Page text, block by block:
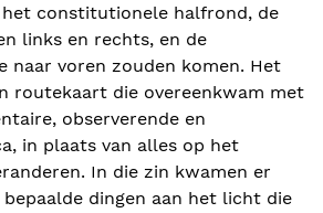
constitutionele halfrond, de
links en rechts, en de
naar voren zouden komen. Het
routekaart die overeenkwam met
observerende en
in plaats van alles op het
In die zin kwamen er
dingen aan het licht die